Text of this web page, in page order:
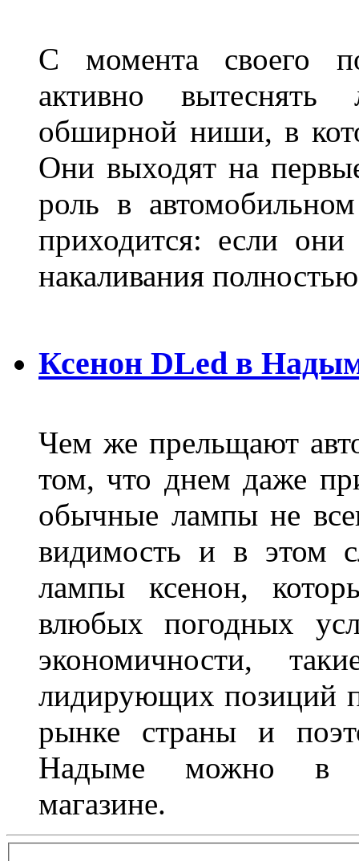
С момента своего
активно
обширной ниши, в
Они выходят на
роль в
приходится: если
накаливания
Ксенон DLed в
Чем же прельщают
том, что днем даже
обычные лампы не
видимость и в этом
лампы ксенон,
влюбых погодных
экономичности,
лидирующих позиций
рынке страны и
Надыме можно в
магазине.